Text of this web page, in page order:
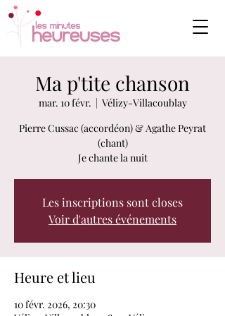
Ma p'tite chanson
mar. 10 févr.
  |
Vélizy-Villacoublay
Pierre Cussac (accordéon) & Agathe Peyrat
(chant)
Je chante la nuit
Les inscriptions sont closes
Voir d'autres événements
Heure et lieu
10 févr. 2026, 20:30